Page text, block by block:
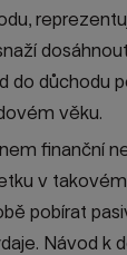
do důchodu
věku.
finanční
v
pobírat
Návod k